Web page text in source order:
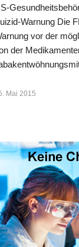
Warnung Die
vor der
der
Mai 2015